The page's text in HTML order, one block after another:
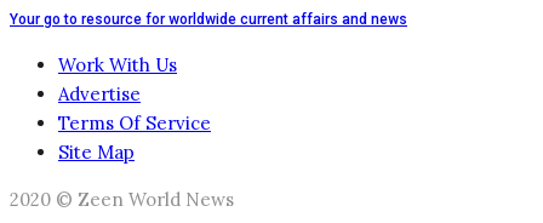
Your go to resource for worldwide current affairs and news
Work With Us
Advertise
Terms Of Service
Site Map
2020 © Zeen World News